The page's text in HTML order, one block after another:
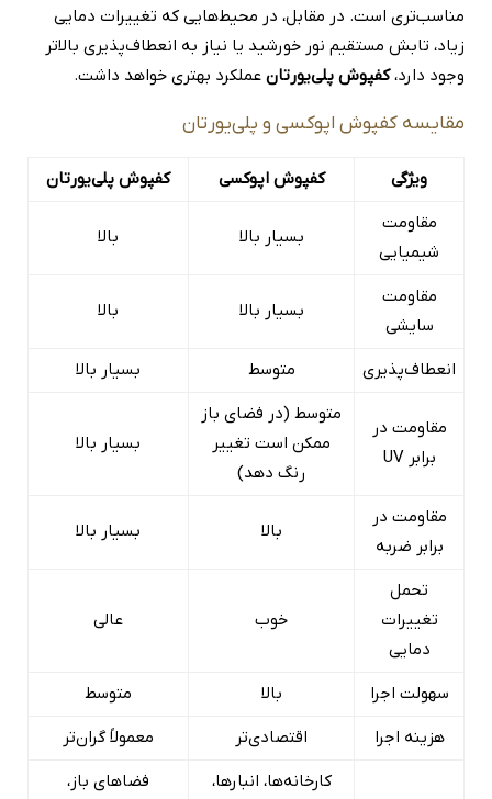
مناسب‌تری است. در مقابل، در محیط‌هایی که تغییرات دمایی
زیاد، تابش مستقیم نور خورشید یا نیاز به انعطاف‌پذیری بالاتر
وجود دارد،کفپوش پلی‌یورتان عملکرد بهتری خواهد داشت.
مقایسه کفپوش اپوکسی و پلی‌یورتان
ویژگی کفپوش اپوکسی
کفپوش پلی‌یورتان
مقاومت
شیمیایی
بسیار بالا بالا
مقاومت
سایشی
بسیار بالا بالا
انعطاف‌پذیری متوسط بسیار بالا
مقاومت در
برابر UV
متوسط (در فضای باز
ممکن است تغییر
رنگ دهد)
بسیار بالا
مقاومت در
برابر ضربه
بالا بسیار بالا
تحمل
تغییرات
دمایی
خوب عالی
سهولت اجرا بالا
متوسط
هزینه اجرا
اقتصادی‌تر معمولاً گران‌تر
کارخانه‌ها، انبارها،
فضاهای باز،